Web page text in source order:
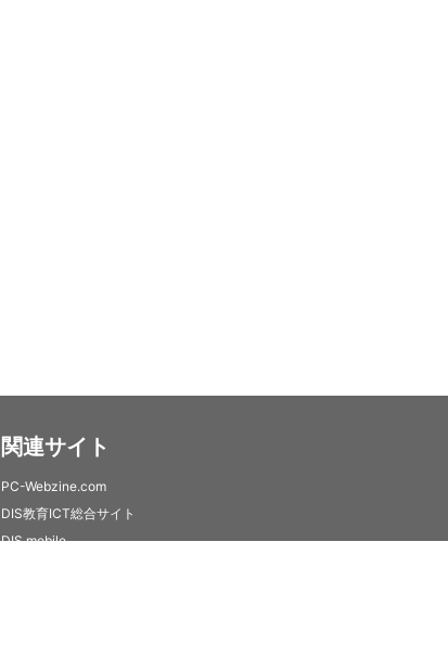
関連サイト
PC-Webzine.com
DIS教育ICT総合サイト
DIS mobile